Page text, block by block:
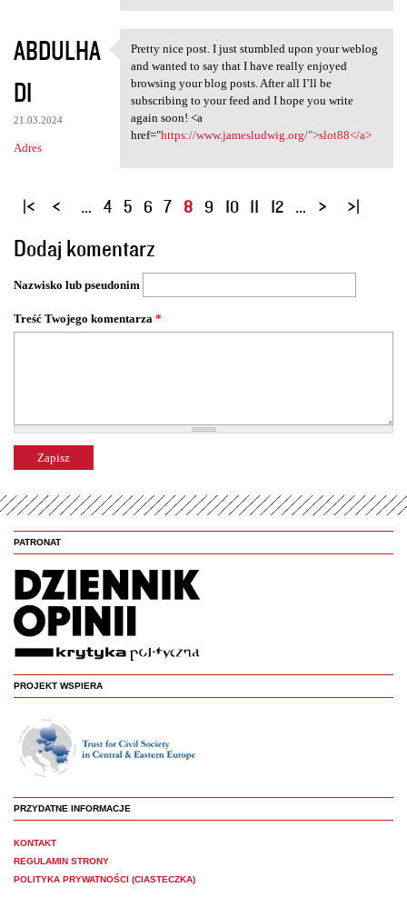
ABDULHA
DI
21.03.2024
Adres
Pretty nice post. I just
Pretty nice post. I just stumbled upon your weblog
and wanted to say that I have really enjoyed
browsing your blog posts. After all I’ll be
subscribing to your feed and I hope you write
again soon! <a
href="https://www.jamesludwig.org/">slot88</a>
S
r
o
y
… 4 5 6 7 8 9 10 11 12 …
Dodaj komentarz
Nazwisko lub pseudonim
Treść Twojego komentarza *
PATRONAT
PROJEKT WSPIERA
PRZYDATNE INFORMACJE
KONTAKT
REGULAMIN STRONY
POLITYKA PRYWATNOŚCI (CIASTECZKA)